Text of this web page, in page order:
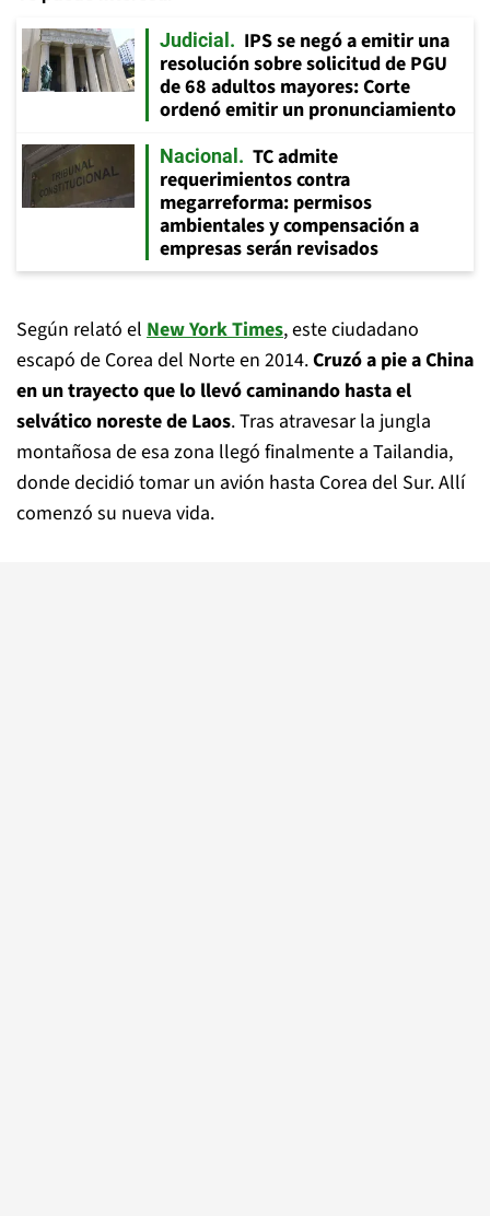
Judicial
IPS se negó a emitir una
resolución sobre solicitud de PGU
de 68 adultos mayores: Corte
ordenó emitir un pronunciamiento
Nacional
TC admite
requerimientos contra
megarreforma: permisos
ambientales y compensación a
empresas serán revisados
Según relató el New York Times, este ciudadano
escapó de Corea del Norte en 2014.Cruzó a pie a China
en un trayecto que lo llevó caminando hasta el
selvático noreste de Laos. Tras atravesar la jungla
montañosa de esa zona llegó finalmente a Tailandia,
donde decidió tomar un avión hasta Corea del Sur. Allí
comenzó su nueva vida.